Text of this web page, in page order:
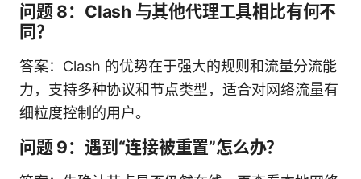
问题 8：Clash 与其他代理工具相比有何不
同？
答案：Clash 的优势在于强大的规则和流量分流能
力，支持多种协议和节点类型，适合对网络流量有
细粒度控制的用户。
问题 9：遇到“连接被重置”怎么办？